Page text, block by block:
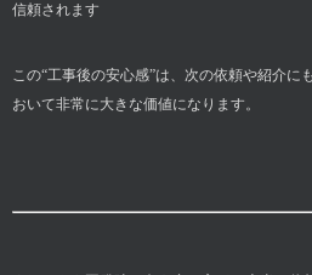
信頼されます
この“工事後の安心感”は、次の依頼や紹介に
おいて非常に大きな価値になります。